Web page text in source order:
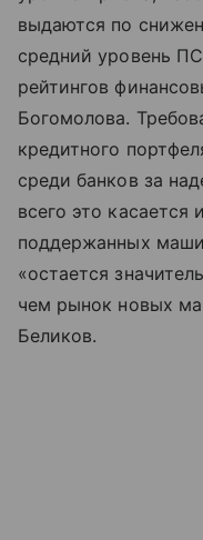
выдаются по
средний уровень
рейтингов
Богомолова.
кредитного
среди банков за
всего это касается
поддержанных
«остается
чем рынок новых
Беликов.